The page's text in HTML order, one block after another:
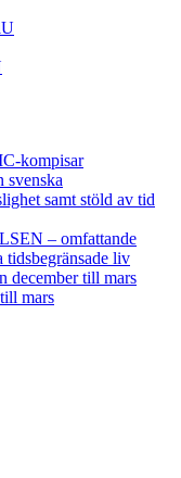
kompisar
svenska
samt stöld av tid
– omfattande
tidsbegränsade liv
december till mars
mars